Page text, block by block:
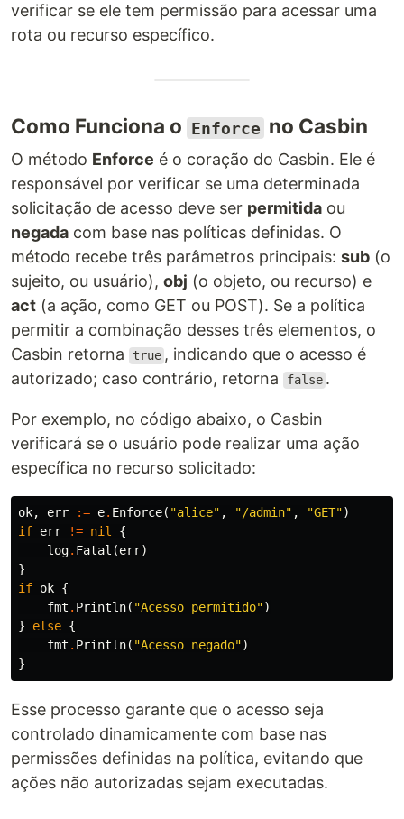
verificar se ele tem permissão para acessar uma
rota ou recurso específico.
Como Funciona o Enforce no Casbin
O método Enforce é o coração do Casbin. Ele é
responsável por verificar se uma determinada
solicitação de acesso deve ser permitida ou
negada com base nas políticas definidas. O
método recebe três parâmetros principais: sub (o
sujeito, ou usuário), obj (o objeto, ou recurso) e
act (a ação, como GET ou POST). Se a política
permitir a combinação desses três elementos, o
Casbin retorna
true , indicando que o acesso é
autorizado; caso contrário, retorna
false .
Por exemplo, no código abaixo, o Casbin
verificará se o usuário pode realizar uma ação
específica no recurso solicitado:
ok, err := e. Enforce( "alice" , "/admin" , "GET")
if err != nil
{
log. Fatal (err)
}
if ok {
fmt . Println( "Acesso permitido")
}
else {
fmt . Println( "Acesso negado")
}
Esse processo garante que o acesso seja
controlado dinamicamente com base nas
permissões definidas na política, evitando que
ações não autorizadas sejam executadas.